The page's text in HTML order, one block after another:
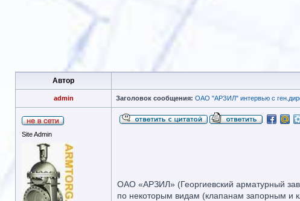
Автор
admin Заголовок сообщения: ОАО "АРЗИЛ" интервью с
Site Admin
ОАО «АРЗИЛ» (Георгиевский арматурный
по некоторым видам (клапанам запорным и